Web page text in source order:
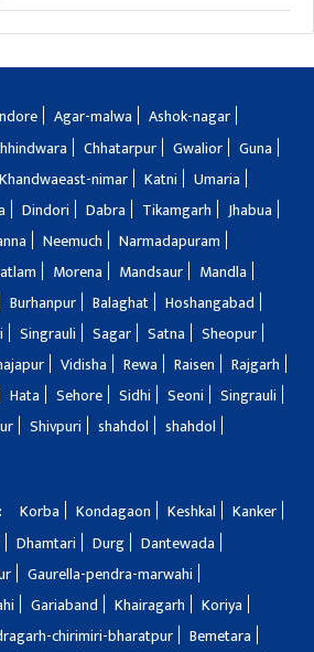
Agar-malwa
Ashok-nagar
Chhatarpur Gwalior
Guna
Khandwaeast-nimar Katni
Umaria
Dindori Dabra Tikamgarh
Jhabua
Neemuch
Narmadapuram
Morena Mandsaur
Mandla
Burhanpur Balaghat
Hoshangabad
Singrauli Sagar Satna
Sheopur
Vidisha Rewa Raisen
Rajgarh
Hata Sehore Sidhi Seoni
Singrauli
Shivpuri shahdol
shahdol
Korba Kondagaon Keshkal
Kanker
Dhamtari Durg
Dantewada
Gaurella-pendra-marwahi
Gariaband Khairagarh
Koriya
chirimiri-bharatpur
Bemetara